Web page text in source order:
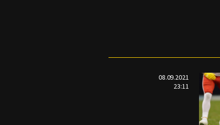
08.09.2021
23:11